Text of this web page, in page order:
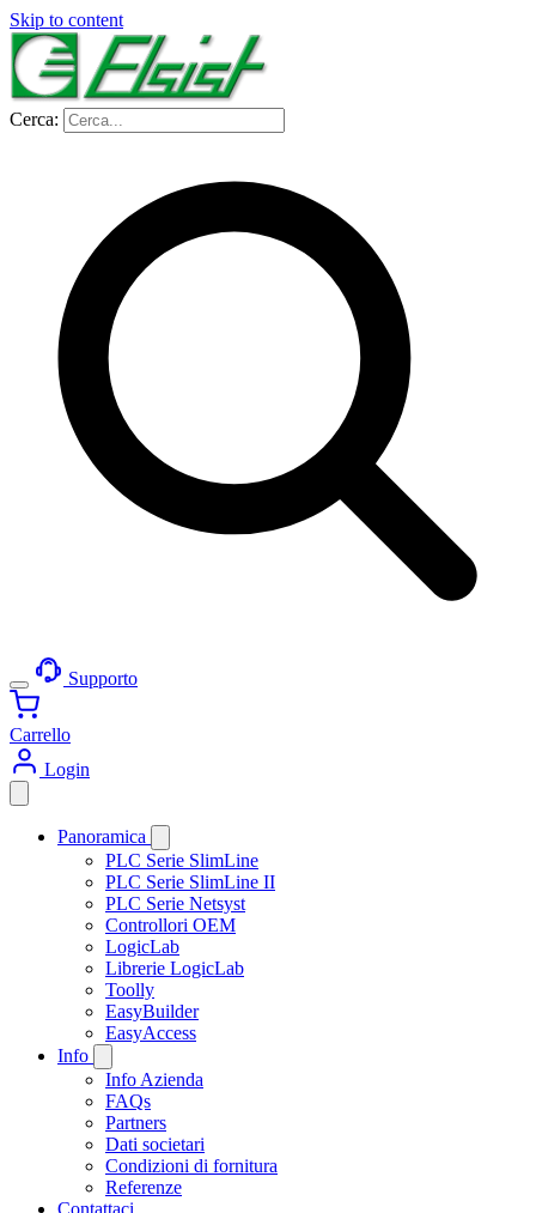
Skip to content
Cerca:
Supporto
Carrello
Login
Panoramica
PLC Serie SlimLine
PLC Serie SlimLine II
PLC Serie Netsyst
Controllori OEM
LogicLab
Librerie LogicLab
Toolly
EasyBuilder
EasyAccess
Info
Info Azienda
FAQs
Partners
Dati societari
Condizioni di fornitura
Referenze
Contattaci